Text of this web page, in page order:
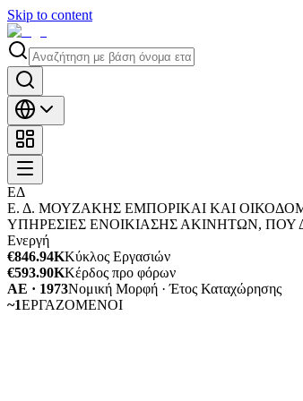
Skip to content
ΕΔ
Ε. Δ. ΜΟΥΖΑΚΗΣ ΕΜΠΟΡΙΚΑΙ ΚΑΙ
ΥΠΗΡΕΣΙΕΣ ΕΝΟΙΚΙΑΣΗΣ ΑΚΙΝΗΤΩΝ, ΠΟΥ
Ενεργή
€846.94KΚύκλος Εργασιών
€593.90KΚέρδος προ φόρων
ΑΕ · 1973Νομική Μορφή · Έτος Καταχώρησης
~1ΕΡΓΑΖΟΜΕΝΟΙ